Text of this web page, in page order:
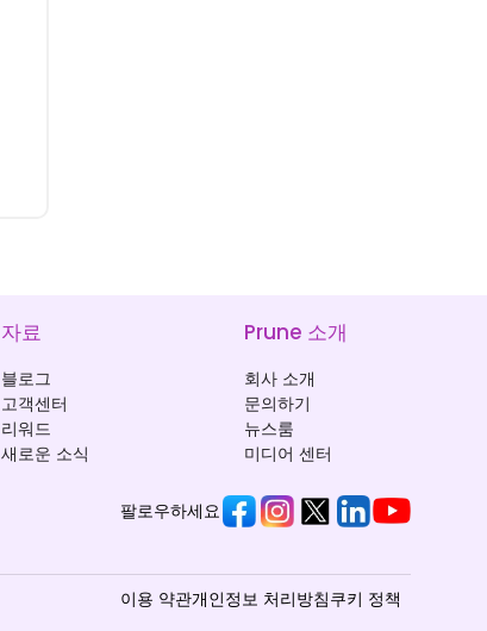
자료
블로그
고객센터
리워드
새로운 소식
Prune 소개
회사 소개
문의하기
뉴스룸
미디어 센터
팔로우하세요
이용 약관개인정보 처리방침쿠키 정책